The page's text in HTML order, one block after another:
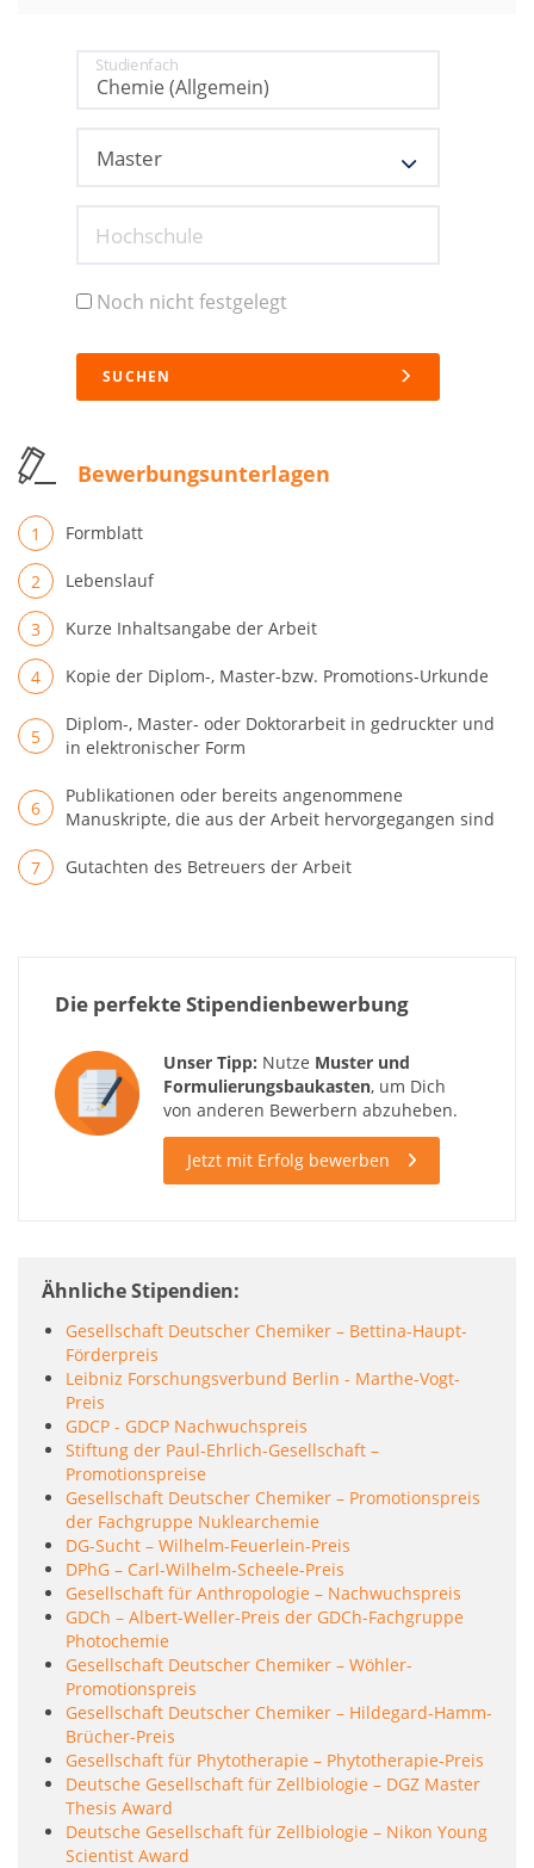
Studienfach
Hochschule
Noch nicht festgelegt
SUCHEN
Bewerbungsunterlagen
Formblatt
Lebenslauf
Kurze Inhaltsangabe der Arbeit
Kopie der Diplom-, Master-bzw. Promotions-Urkunde
Diplom-, Master- oder Doktorarbeit in gedruckter und
in elektronischer Form
Publikationen oder bereits angenommene
Manuskripte, die aus der Arbeit hervorgegangen sind
Gutachten des Betreuers der Arbeit
Die perfekte Stipendienbewerbung
Unser Tipp: Nutze Muster und
Formulierungsbaukasten, um Dich
von anderen Bewerbern abzuheben.
Jetzt mit Erfolg bewerben
Ähnliche Stipendien
Gesellschaft Deutscher Chemiker – Bettina-Haupt-
Förderpreis
Leibniz Forschungsverbund Berlin - Marthe-Vogt-
Preis
GDCP - GDCP Nachwuchspreis
Stiftung der Paul-Ehrlich-Gesellschaft –
Promotionspreise
Gesellschaft Deutscher Chemiker – Promotionspreis
der Fachgruppe Nuklearchemie
DG-Sucht – Wilhelm-Feuerlein-Preis
DPhG – Carl-Wilhelm-Scheele-Preis
Gesellschaft für Anthropologie – Nachwuchspreis
GDCh – Albert-Weller-Preis der GDCh-Fachgruppe
Photochemie
Gesellschaft Deutscher Chemiker – Wöhler-
Promotionspreis
Gesellschaft Deutscher Chemiker – Hildegard-Hamm-
Brücher-Preis
Gesellschaft für Phytotherapie – Phytotherapie-Preis
Deutsche Gesellschaft für Zellbiologie – DGZ Master
Thesis Award
Deutsche Gesellschaft für Zellbiologie – Nikon Young
Scientist Award